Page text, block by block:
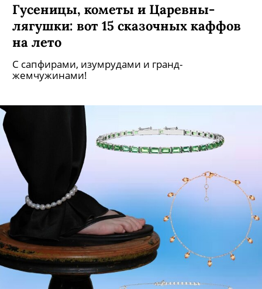
Гусеницы, кометы и Царевны-
лягушки: вот 15 сказочных каффов
на лето
С сапфирами, изумрудами и гранд-
жемчужинами!